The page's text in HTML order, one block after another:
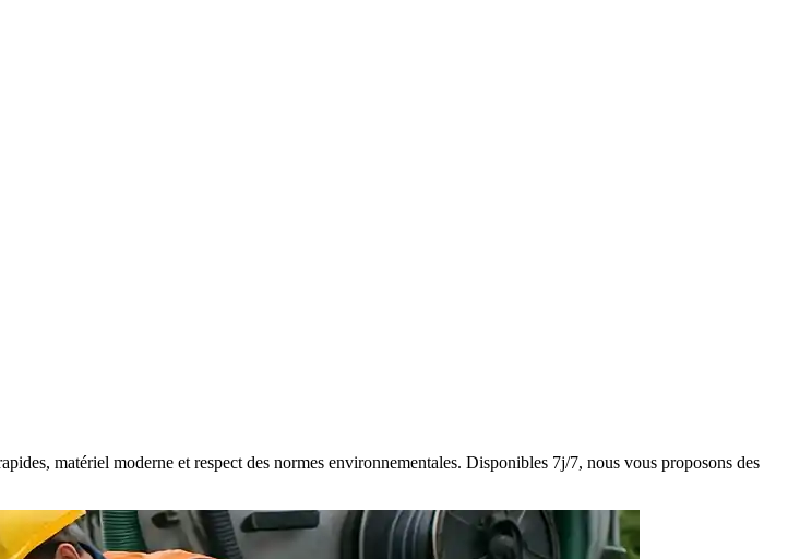
matériel moderne et respect des normes environnementales. Disponibles 7j/7, nous vous proposons des